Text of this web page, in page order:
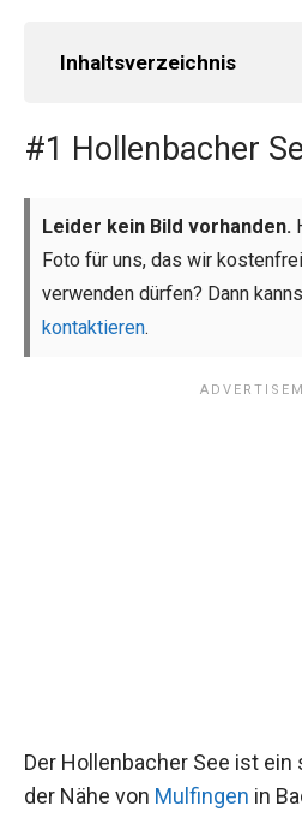
Inhaltsverzeichnis
#1 Hollenbacher
Leider kein Bild vorhanden.
Foto für uns, das wir
verwenden dürfen? Dann
kontaktieren.
Der Hollenbacher See ist ein
der Nähe von Mulfingen in